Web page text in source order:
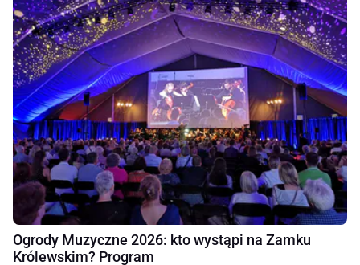
Ogrody Muzyczne 2026: kto wystąpi na Zamku
Królewskim? Program